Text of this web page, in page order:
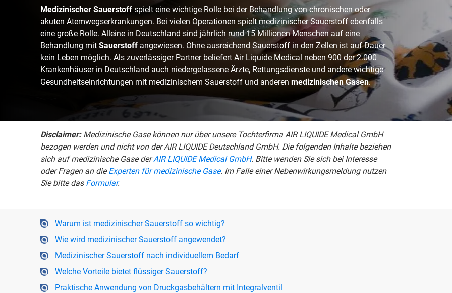
Medizinischer Sauerstoff spielt eine wichtige Rolle bei der Behandlung von chronischen oder
akuten Atemwegserkrankungen. Bei vielen Operationen spielt medizinischer Sauerstoff ebenfalls
eine große Rolle. Alleine in Deutschland sind jährlich rund 15 Millionen Menschen auf eine
Behandlung mit Sauerstoff angewiesen. Ohne ausreichend Sauerstoff in den Zellen ist auf Dauer
kein Leben möglich. Als zuverlässiger Partner beliefert Air Liquide Medical neben 900 der 2.000
Krankenhäuser in Deutschland auch niedergelassene Ärzte, Rettungsdienste und andere wichtige
Gesundheitseinrichtungen mit medizinischem Sauerstoff und anderen medizinischen Gasen.
Disclaimer:Medizinische Gase können nur über unsere Tochterfirma AIR LIQUIDE Medical GmbH
bezogen werden und nicht von der AIR LIQUIDE Deutschland GmbH. Die folgenden Inhalte beziehen
sich auf medizinische Gase derAIR LIQUIDE Medical GmbH. Bitte wenden Sie sich bei Interesse
oder Fragen an dieExperten für medizinische Gase. Im Falle einer Nebenwirkungsmeldung nutzen
Sie bitte das Formular.
Warum ist medizinischer Sauerstoff so wichtig?
Wie wird medizinischer Sauerstoff angewendet?
Medizinischer Sauerstoff nach individuellem Bedarf
Welche Vorteile bietet flüssiger Sauerstoff?
Praktische Anwendung von Druckgasbehältern mit Integralventil